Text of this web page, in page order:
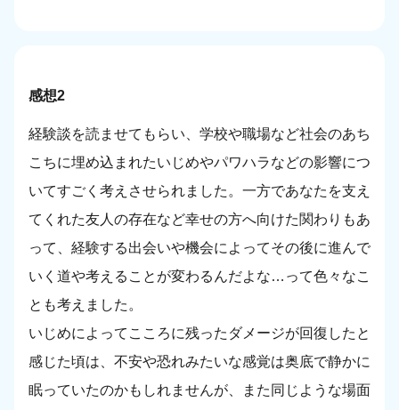
感想2
経験談を読ませてもらい、学校や職場など社会のあち
こちに埋め込まれたいじめやパワハラなどの影響につ
いてすごく考えさせられました。一方であなたを支え
てくれた友人の存在など幸せの方へ向けた関わりもあ
って、経験する出会いや機会によってその後に進んで
いく道や考えることが変わるんだよな…って色々なこ
とも考えました。
いじめによってこころに残ったダメージが回復したと
感じた頃は、不安や恐れみたいな感覚は奥底で静かに
眠っていたのかもしれませんが、また同じような場面